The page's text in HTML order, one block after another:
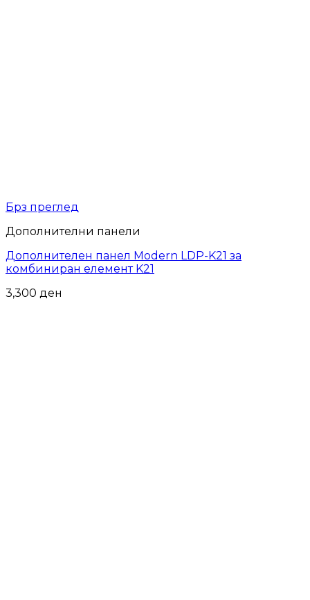
Брз преглед
Дополнителни панели
Дополнителен панел Modern LDP-K21 за
комбиниран елемент K21
3,300 ден